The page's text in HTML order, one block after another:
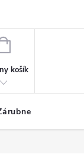
NÁKUPNÝ KOŠÍK
košík